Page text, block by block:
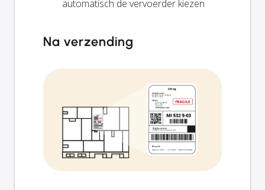
automatisch de vervoerder kiezen
Na verzending